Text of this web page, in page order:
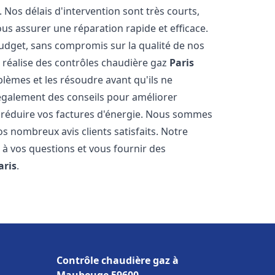
Nos délais d'intervention sont très courts,
assurer une réparation rapide et efficace.
sans compromis sur la qualité de nos
des contrôles chaudière gaz Paris
et les résoudre avant qu'ils ne
des conseils pour améliorer
vos factures d'énergie. Nous sommes
nombreux avis clients satisfaits. Notre
vos questions et vous fournir des
.
Contrôle chaudière gaz à